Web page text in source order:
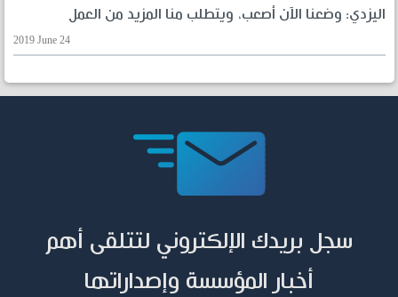
اليزدي: وضعنا الآن أصعب، ويتطلب منا المزيد من العمل
2019 June 24
سجل بريدك الإلكتروني لتتلقى أهم
أخبار المؤسسة وإصداراتها